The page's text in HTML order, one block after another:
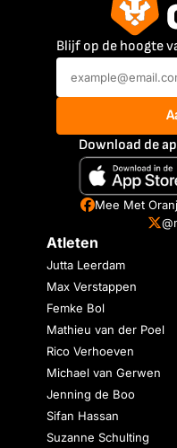
Blijf op de hoogte
Download de
Mee Met
Atleten
Jutta Leerdam
Max Verstappen
Femke Bol
Mathieu van der Poel
Rico Verhoeven
Michael van Gerwen
Jenning de Boo
Sifan Hassan
Suzanne Schulting